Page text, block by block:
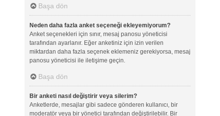
Başa dön
Neden daha fazla anket seçeneği ekleyemiyorum?
Anket seçenekleri için sınır, mesaj panosu yöneticisi
tarafından ayarlanır. Eğer anketiniz için izin verilen
miktardan daha fazla seçenek eklemeniz gerekiyorsa, mesaj
panosu yöneticisi ile iletişime geçin.
Başa dön
Bir anketi nasıl değiştirir veya silerim?
Anketlerde, mesajlar gibi sadece gönderen kullanıcı, bir
moderatör veya bir yönetici tarafından değiştirilebilir. Bir